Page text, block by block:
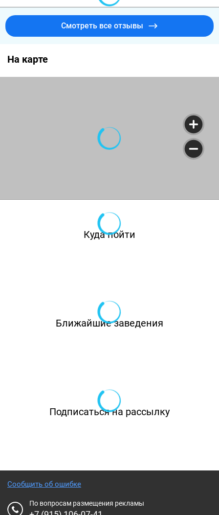
Смотреть все отзывы
На карте
Куда пойти
Ближайшие заведения
Подписаться на рассылку
Сообщить об ошибке
По вопросам размещения рекламы